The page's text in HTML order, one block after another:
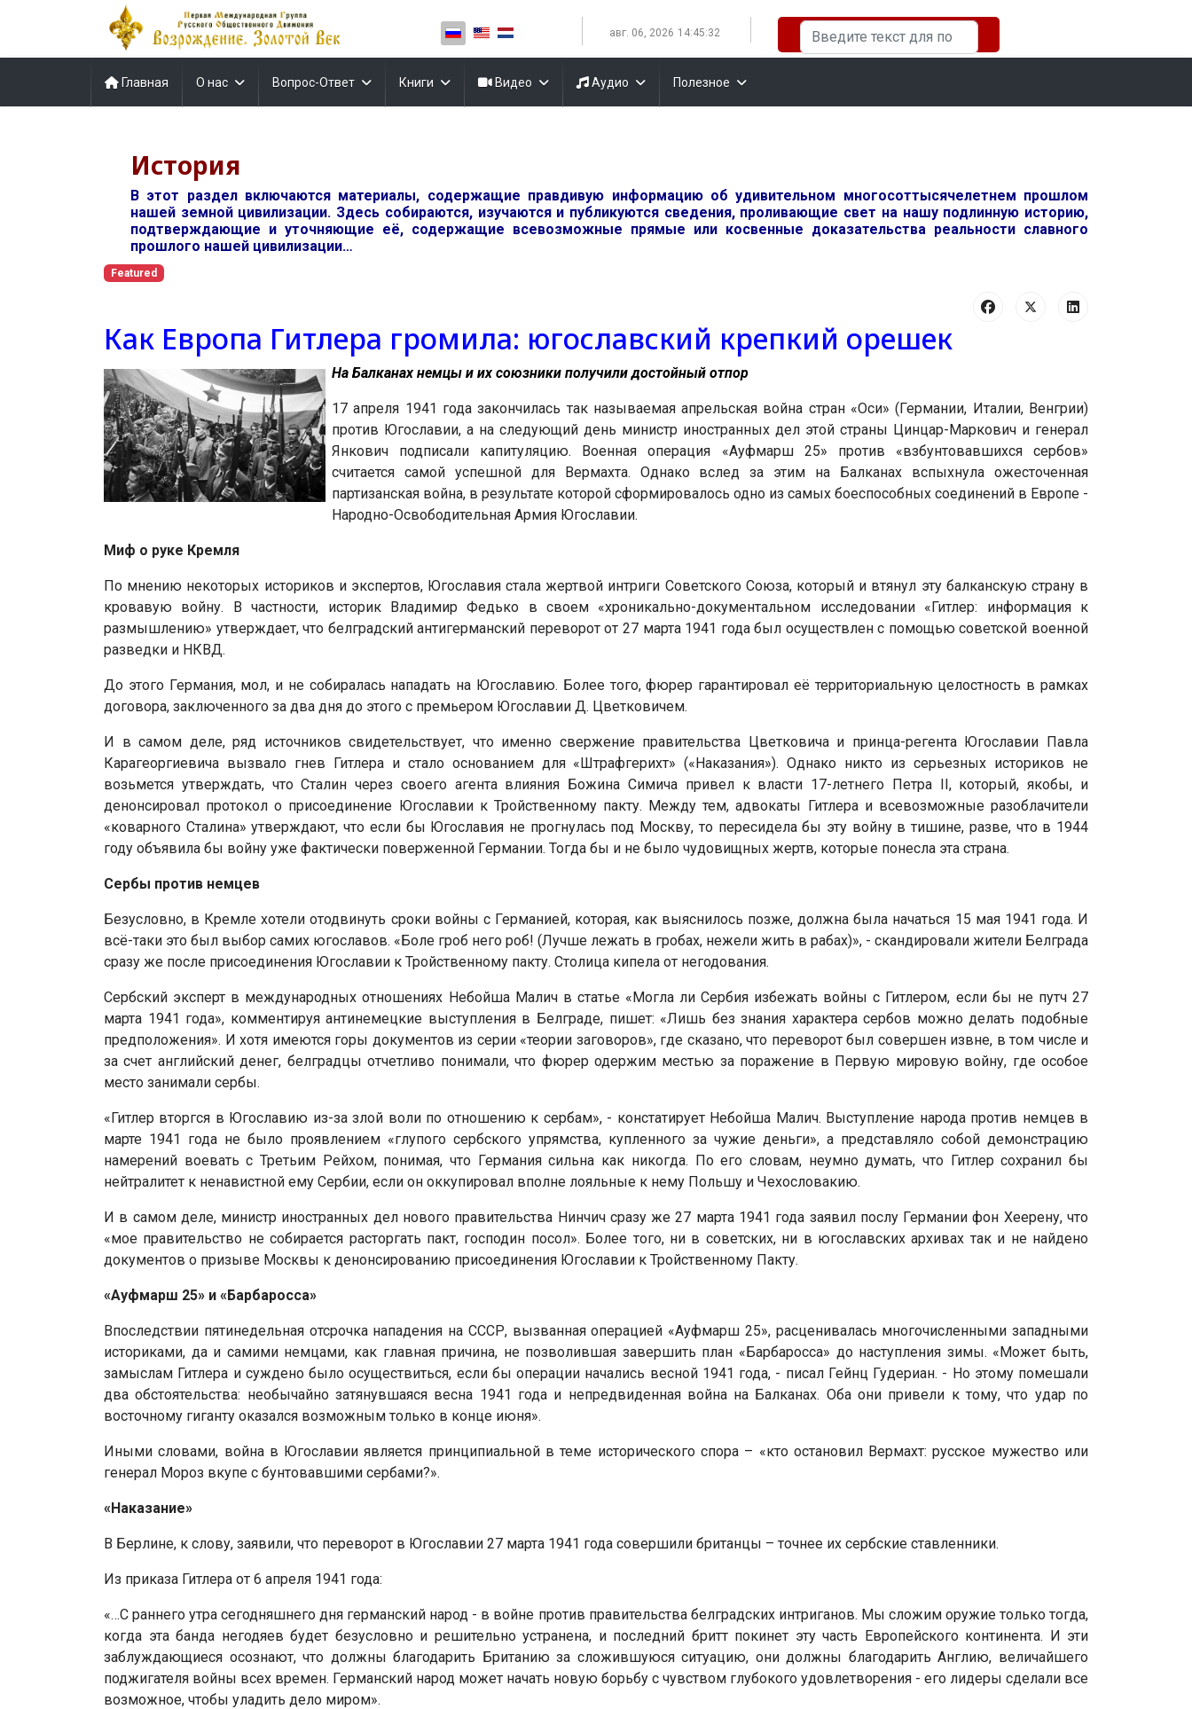
Выберите язык
авг. 06, 2026 14:45:33 Искать...
Главная О нас Вопрос-Ответ Книги Видео Аудио Полезное
История
В этот раздел включаются материалы, содержащие правдивую информацию об удивительном многосоттысячелетнем прошлом
нашей земной цивилизации. Здесь собираются, изучаются и публикуются сведения, проливающие свет на нашу подлинную историю,
подтверждающие и уточняющие её, содержащие всевозможные прямые или косвенные доказательства реальности славного
прошлого нашей цивилизации…
Featured
Как Европа Гитлера громила: югославский крепкий орешек
На Балканах немцы и их союзники получили достойный отпор
17 апреля 1941 года закончилась так называемая апрельская война стран «Оси» (Германии, Италии, Венгрии)
против Югославии, а на следующий день министр иностранных дел этой страны Цинцар-Маркович и генерал
Янкович подписали капитуляцию. Военная операция «Ауфмарш 25» против «взбунтовавшихся сербов»
считается самой успешной для Вермахта. Однако вслед за этим на Балканах вспыхнула ожесточенная
партизанская война, в результате которой сформировалось одно из самых боеспособных соединений в Европе -
Народно-Освободительная Армия Югославии.
Миф о руке Кремля
По мнению некоторых историков и экспертов, Югославия стала жертвой интриги Советского Союза, который и втянул эту балканскую страну в
кровавую войну. В частности, историк Владимир Федько в своем «хроникально-документальном исследовании «Гитлер: информация к
размышлению» утверждает, что белградский антигерманский переворот от 27 марта 1941 года был осуществлен с помощью советской военной
разведки и НКВД.
До этого Германия, мол, и не собиралась нападать на Югославию. Более того, фюрер гарантировал её территориальную целостность в рамках
договора, заключенного за два дня до этого с премьером Югославии Д. Цветковичем.
И в самом деле, ряд источников свидетельствует, что именно свержение правительства Цветковича и принца-регента Югославии Павла
Карагеоргиевича вызвало гнев Гитлера и стало основанием для «Штрафгерихт» («Наказания»). Однако никто из серьезных историков не
возьмется утверждать, что Сталин через своего агента влияния Божина Симича привел к власти 17-летнего Петра II, который, якобы, и
денонсировал протокол о присоединение Югославии к Тройственному пакту. Между тем, адвокаты Гитлера и всевозможные разоблачители
«коварного Сталина» утверждают, что если бы Югославия не прогнулась под Москву, то пересидела бы эту войну в тишине, разве, что в 1944
году объявила бы войну уже фактически поверженной Германии. Тогда бы и не было чудовищных жертв, которые понесла эта страна.
Сербы против немцев
Безусловно, в Кремле хотели отодвинуть сроки войны с Германией, которая, как выяснилось позже, должна была начаться 15 мая 1941 года. И
всё-таки это был выбор самих югославов. «Боле гроб него роб! (Лучше лежать в гробах, нежели жить в рабах)», - скандировали жители Белграда
сразу же после присоединения Югославии к Тройственному пакту. Столица кипела от негодования.
Сербский эксперт в международных отношениях Небойша Малич в статье «Могла ли Сербия избежать войны с Гитлером, если бы не путч 27
марта 1941 года», комментируя антинемецкие выступления в Белграде, пишет: «Лишь без знания характера сербов можно делать подобные
предположения». И хотя имеются горы документов из серии «теории заговоров», где сказано, что переворот был совершен извне, в том числе и
за счет английский денег, белградцы отчетливо понимали, что фюрер одержим местью за поражение в Первую мировую войну, где особое
место занимали сербы.
«Гитлер вторгся в Югославию из-за злой воли по отношению к сербам», - констатирует Небойша Малич. Выступление народа против немцев в
марте 1941 года не было проявлением «глупого сербского упрямства, купленного за чужие деньги», а представляло собой демонстрацию
намерений воевать с Третьим Рейхом, понимая, что Германия сильна как никогда. По его словам, неумно думать, что Гитлер сохранил бы
нейтралитет к ненавистной ему Сербии, если он оккупировал вполне лояльные к нему Польшу и Чехословакию.
И в самом деле, министр иностранных дел нового правительства Нинчич сразу же 27 марта 1941 года заявил послу Германии фон Хеерену, что
«мое правительство не собирается расторгать пакт, господин посол». Более того, ни в советских, ни в югославских архивах так и не найдено
документов о призыве Москвы к денонсированию присоединения Югославии к Тройственному Пакту.
«Ауфмарш 25» и «Барбаросса»
Впоследствии пятинедельная отсрочка нападения на СССР, вызванная операцией «Ауфмарш 25», расценивалась многочисленными западными
историками, да и самими немцами, как главная причина, не позволившая завершить план «Барбаросса» до наступления зимы. «Может быть,
замыслам Гитлера и суждено было осуществиться, если бы операции начались весной 1941 года, - писал Гейнц Гудериан. - Но этому помешали
два обстоятельства: необычайно затянувшаяся весна 1941 года и непредвиденная война на Балканах. Оба они привели к тому, что удар по
восточному гиганту оказался возможным только в конце июня».
Иными словами, война в Югославии является принципиальной в теме исторического спора – «кто остановил Вермахт: русское мужество или
генерал Мороз вкупе с бунтовавшими сербами?».
«Наказание»
В Берлине, к слову, заявили, что переворот в Югославии 27 марта 1941 года совершили британцы – точнее их сербские ставленники.
Из приказа Гитлера от 6 апреля 1941 года:
«…С раннего утра сегодняшнего дня германский народ - в войне против правительства белградских интриганов. Мы сложим оружие только тогда,
когда эта банда негодяев будет безусловно и решительно устранена, и последний бритт покинет эту часть Европейского континента. И эти
заблуждающиеся осознают, что должны благодарить Британию за сложившуюся ситуацию, они должны благодарить Англию, величайшего
поджигателя войны всех времен. Германский народ может начать новую борьбу с чувством глубокого удовлетворения - его лидеры сделали все
возможное, чтобы уладить дело миром».